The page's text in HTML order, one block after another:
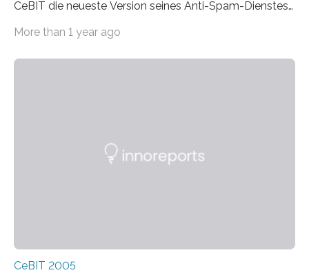
CeBIT die neueste Version seines Anti-Spam-Dienstes
und ISPs weist jetzt dank des neuen Attachments-
More than 1 year ago
CeBIT 2005